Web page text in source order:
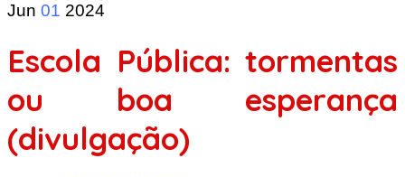
Jun 01 2024
Escola Pública: tormentas
ou boa esperança
(divulgação)